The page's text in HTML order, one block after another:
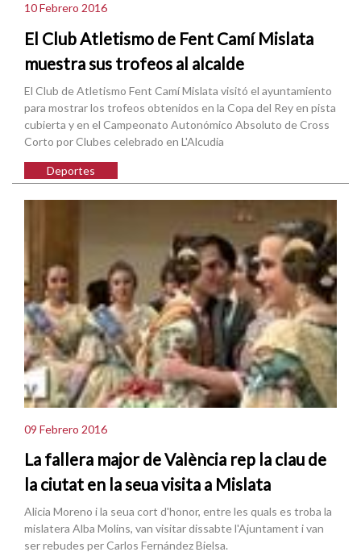
10 Febrero 2016
El Club Atletismo de Fent Camí Mislata
muestra sus trofeos al alcalde
El Club de Atletismo Fent Camí Mislata visitó el ayuntamiento
para mostrar los trofeos obtenidos en la Copa del Rey en pista
cubierta y en el Campeonato Autonómico Absoluto de Cross
Corto por Clubes celebrado en L'Alcudia
Deportes
09 Febrero 2016
La fallera major de València rep la clau de
la ciutat en la seua visita a Mislata
Alicia Moreno i la seua cort d'honor, entre les quals es troba la
mislatera Alba Molins, van visitar dissabte l'Ajuntament i van
ser rebudes per Carlos Fernández Bielsa.